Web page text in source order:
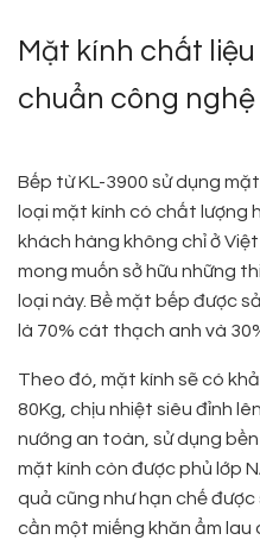
Mặt kính chất liệu
chuẩn công
Bếp từ KL-3900 sử dụng
loại mặt kính có chất lượng
khách hàng không chỉ ở
mong muốn sở hữu những
loại này. Bề mặt bếp được
là 70% cát thạch anh và
Theo đó, mặt kính sẽ có
80Kg, chịu nhiệt siêu đỉnh
nướng an toàn, sử dụng
mặt kính còn được phủ lớp
quả cũng như hạn chế được
cần một miếng khăn ẩm